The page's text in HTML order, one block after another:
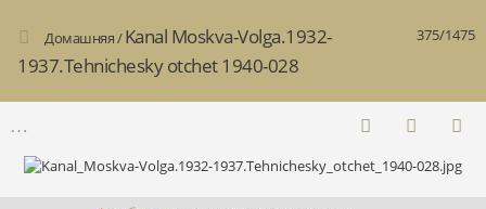
375/1475
Домашняя/Kanal Moskva-Volga.1932-
1937.Tehnichesky otchet 1940-028